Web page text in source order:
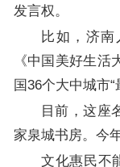
发言权。
比如，济
《中国美好生
国36个大中城市“
目前，这座
家泉城书房。今
文化惠民不